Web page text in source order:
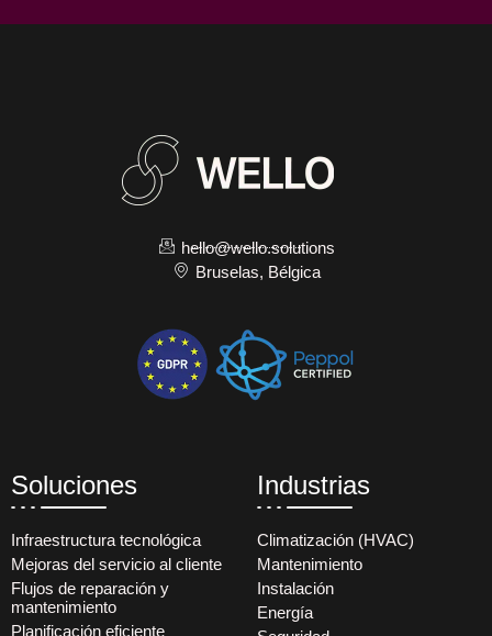
hello@wello.solutions
Bruselas, Bélgica
Soluciones
Infraestructura tecnológica
Mejoras del servicio al cliente
Flujos de reparación y
mantenimiento
Planificación eficiente
Industrias
Climatización (HVAC)
Mantenimiento
Instalación
Energía